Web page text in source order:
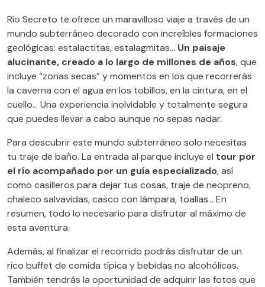
Río Secreto te ofrece un maravilloso viaje a través de un
mundo subterráneo decorado con increíbles formaciones
geológicas: estalactitas, estalagmitas… Un paisaje
alucinante, creado a lo largo de millones de años, que
incluye “zonas secas” y momentos en los que recorrerás
la caverna con el agua en los tobillos, en la cintura, en el
cuello… Una experiencia inolvidable y totalmente segura
que puedes llevar a cabo aunque no sepas nadar.
Para descubrir este mundo subterráneo solo necesitas
tu traje de baño. La entrada al parque incluye el tour por
el río acompañado por un guía especializado, así
como casilleros para dejar tus cosas, traje de neopreno,
chaleco salvavidas, casco con lámpara, toallas… En
resumen, todo lo necesario para disfrutar al máximo de
esta aventura.
Además, al finalizar el recorrido podrás disfrutar de un
rico buffet de comida típica y bebidas no alcohólicas.
También tendrás la oportunidad de adquirir las fotos que